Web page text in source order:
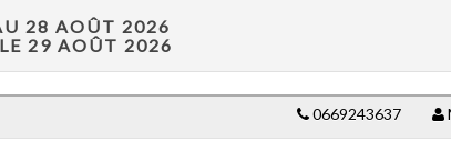
28 AOÛT 2026
29 AOÛT 2026
0669243637